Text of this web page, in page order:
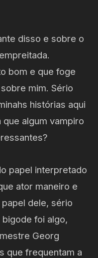
disso e sobre o
bom e que foge
mim. Sério
histórias aqui
algum vampiro
papel interpretado
ator maneiro e
dele, sério
foi algo,
Georg
que frequentam a